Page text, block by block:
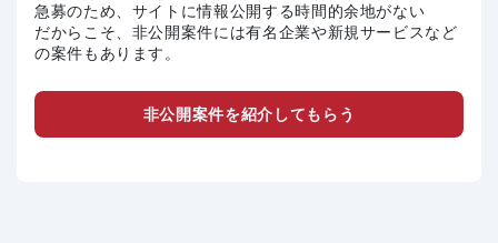
急募のため、サイトに情報公開する時間的余地がない
だからこそ、非公開案件には有名企業や新規サービスなど
の案件もあります。
非公開案件を紹介してもらう